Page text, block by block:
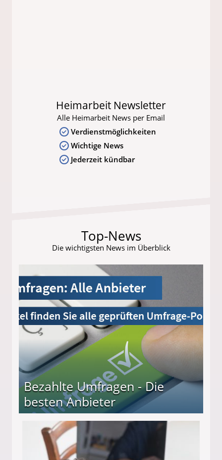
Heimarbeit Newsletter
Alle Heimarbeit News per Email
Verdienstmöglichkeiten
Wichtige News
Jederzeit kündbar
Top-News
Die wichtigsten News im Überblick
Bezahlte Umfragen - Die
besten Anbieter